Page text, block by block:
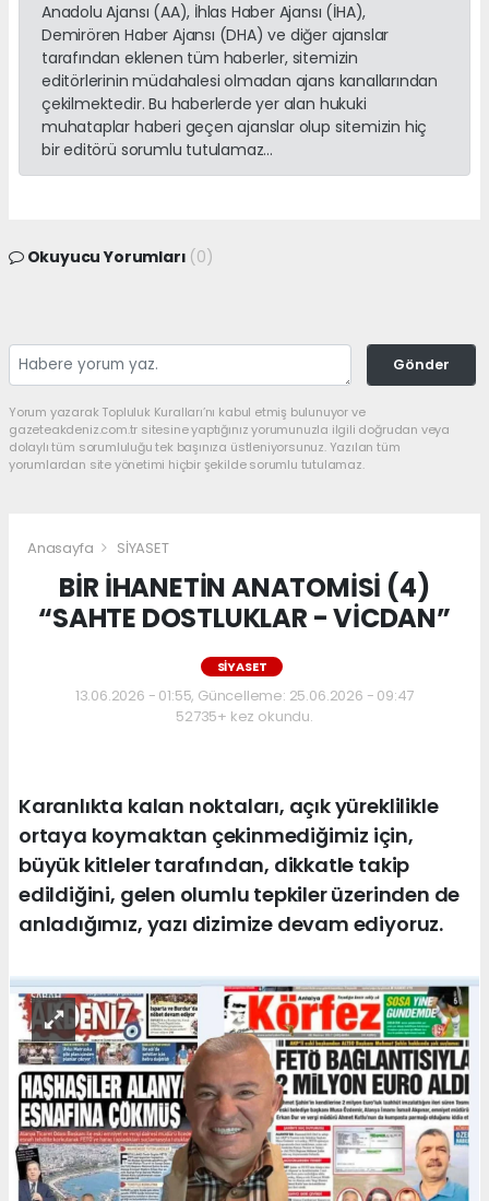
Anadolu Ajansı (AA), İhlas Haber Ajansı (İHA),
Demirören Haber Ajansı (DHA) ve diğer ajanslar
tarafından eklenen tüm haberler, sitemizin
editörlerinin müdahalesi olmadan ajans kanallarından
çekilmektedir. Bu haberlerde yer alan hukuki
muhataplar haberi geçen ajanslar olup sitemizin hiç
bir editörü sorumlu tutulamaz...
Okuyucu Yorumları (0)
Gönder
Yorum yazarak Topluluk Kuralları’nı kabul etmiş bulunuyor ve
gazeteakdeniz.com.tr sitesine yaptığınız yorumunuzla ilgili doğrudan veya
dolaylı tüm sorumluluğu tek başınıza üstleniyorsunuz. Yazılan tüm
yorumlardan site yönetimi hiçbir şekilde sorumlu tutulamaz.
Anasayfa SİYASET
BİR İHANETİN ANATOMİSİ (4)
“SAHTE DOSTLUKLAR - VİCDAN”
SİYASET
13.06.2026 - 01:55, Güncelleme: 25.06.2026 - 09:47
52735+ kez okundu.
Karanlıkta kalan noktaları, açık yüreklilikle
ortaya koymaktan çekinmediğimiz için,
büyük kitleler tarafından, dikkatle takip
edildiğini, gelen olumlu tepkiler üzerinden de
anladığımız, yazı dizimize devam ediyoruz.